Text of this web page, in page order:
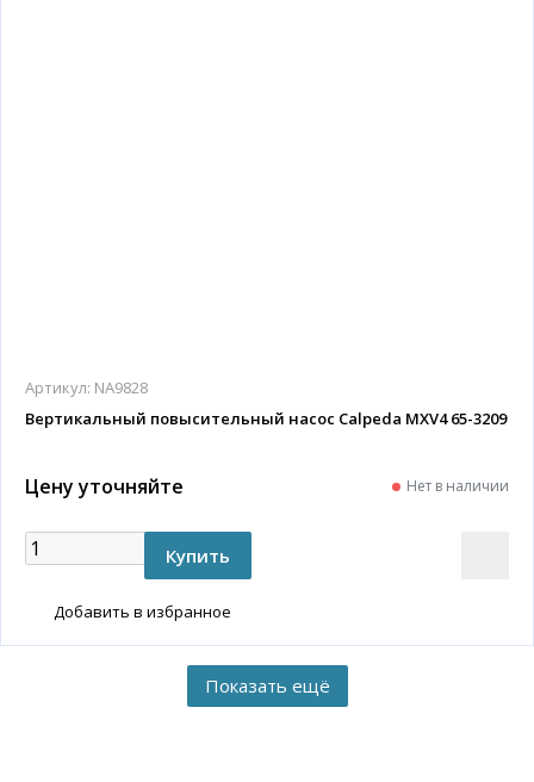
Артикул: NA9828
Вертикальный повысительный насос Calpeda MXV4 65-3209
Цену уточняйте Нет в наличии
Добавить в избранное